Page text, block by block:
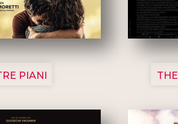
3129
PIANI